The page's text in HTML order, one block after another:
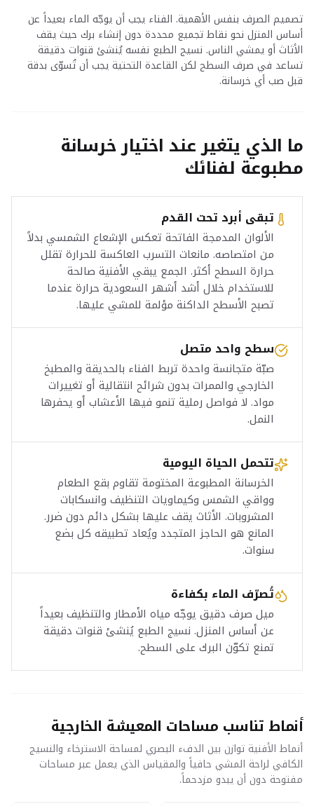
تصميم الصرف بنفس الأهمية. الفناء يجب أن يوجّه الماء بعيداً عن
أساس المنزل نحو نقاط تجميع محددة دون إنشاء برك حيث يقف
الأثاث أو يمشي الناس. نسيج الطبع نفسه يُنشئ قنوات دقيقة
تساعد في صرف السطح لكن القاعدة التحتية يجب أن تُسوّى بدقة
قبل صب أي خرسانة.
ما الذي يتغير عند اختيار خرسانة
مطبوعة لفنائك
تبقى أبرد تحت القدم
الألوان المدمجة الفاتحة تعكس الإشعاع الشمسي بدلاً
من امتصاصه. مانعات التسرب العاكسة للحرارة تقلل
حرارة السطح أكثر. الجمع يبقي الأفنية صالحة
للاستخدام خلال أشد أشهر السعودية حرارة عندما
تصبح الأسطح الداكنة مؤلمة للمشي عليها.
سطح واحد متصل
صبّة متجانسة واحدة تربط الفناء بالحديقة والمطبخ
الخارجي والممرات بدون شرائح انتقالية أو تغييرات
مواد. لا فواصل رملية تنمو فيها الأعشاب أو يحفرها
النمل.
تتحمل الحياة اليومية
الخرسانة المطبوعة المختومة تقاوم بقع الطعام
وواقي الشمس وكيماويات التنظيف وانسكابات
المشروبات. الأثاث يقف عليها بشكل دائم دون ضرر.
المانع هو الحاجز المتجدد ويُعاد تطبيقه كل بضع
سنوات.
تُصرّف الماء بكفاءة
ميل صرف دقيق يوجّه مياه الأمطار والتنظيف بعيداً
عن أساس المنزل. نسيج الطبع يُنشئ قنوات دقيقة
تمنع تكوّن البرك على السطح.
أنماط تناسب مساحات المعيشة الخارجية
أنماط الأفنية توازن بين الدفء البصري لمساحة الاسترخاء والنسيج
الكافي لراحة المشي حافياً والمقياس الذي يعمل عبر مساحات
مفتوحة دون أن يبدو مزدحماً.